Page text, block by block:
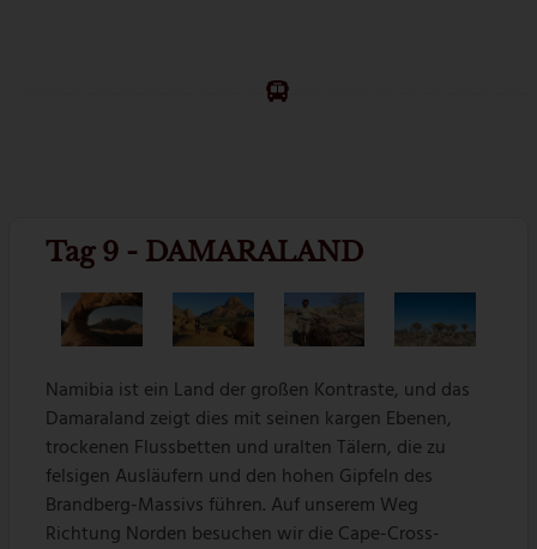
Tag 9 - DAMARALAND
Namibia ist ein Land der großen Kontraste, und das
Damaraland zeigt dies mit seinen kargen Ebenen,
trockenen Flussbetten und uralten Tälern, die zu
felsigen Ausläufern und den hohen Gipfeln des
Brandberg-Massivs führen. Auf unserem Weg
Richtung Norden besuchen wir die Cape-Cross-